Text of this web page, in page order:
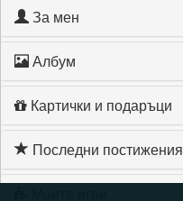
За мен
Албум
Картички и подаръци
Последни постижения